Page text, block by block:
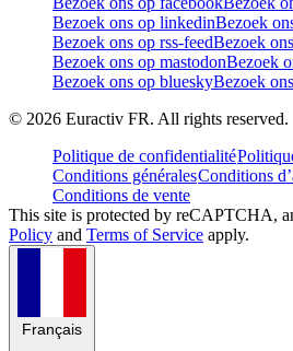
Bezoek ons op linkedinBezoek
Bezoek ons op rss-feedBezoek
Bezoek ons op mastodonBezoek
Bezoek ons op blueskyBezoek
© 2026 Euractiv FR. All rights reserved.
Politique de confidentialité
Conditions généralesConditions
Conditions de vente
This site is protected by reCAPTCHA,
Policy and Terms of Service apply.
Français